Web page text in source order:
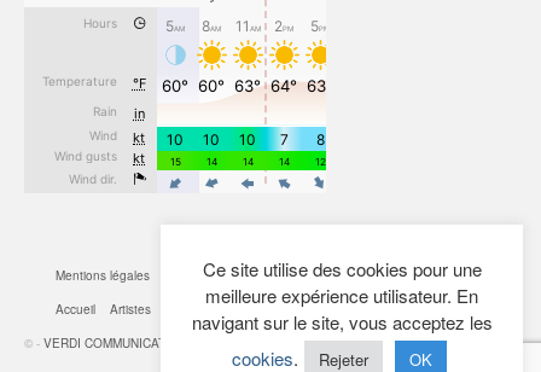
Mentions légales Cookies Confidentialité Plan du site
Contact
Accueil
Artistes
Mon Compte
© - VERDI COMMUNICATION
Ce site utilise des cookies pour une
meilleure expérience utilisateur. En
navigant sur le site, vous acceptez les
cookies. Rejeter OK